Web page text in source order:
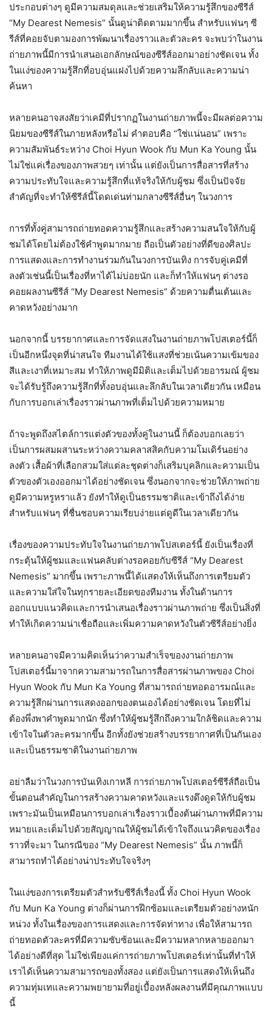
ประกอบต่างๆ ดูมีความสมดุลและช่วยเสริมให้ความรู้สึกของซีรีส์
“My Dearest Nemesis” นั้นดูน่าติดตามมากขึ้น สำหรับแฟนๆ ซี
รีส์ที่คอยจับตามองการพัฒนาเรื่องราวและตัวละคร จะพบว่าในงาน
ถ่ายภาพนี้มีการนำเสนอเอกลักษณ์ของซีรีส์ออกมาอย่างชัดเจน ทั้ง
ในแง่ของความรู้สึกที่อบอุ่นแฝงไปด้วยความลึกลับและความน่า
ค้นหา
หลายคนอาจสงสัยว่าเคมีที่ปรากฏในงานถ่ายภาพนี้จะมีผลต่อความ
นิยมของซีรีส์ในภายหลังหรือไม่ คำตอบคือ “ใช่แน่นอน” เพราะ
ความสัมพันธ์ระหว่าง Choi Hyun Wook กับ Mun Ka Young นั้น
ไม่ใช่แค่เรื่องของภาพสวยๆ เท่านั้น แต่ยังเป็นการสื่อสารที่สร้าง
ความประทับใจและความรู้สึกที่แท้จริงให้กับผู้ชม ซึ่งเป็นปัจจัย
สำคัญที่จะทำให้ซีรีส์นี้โดดเด่นท่ามกลางซีรีส์อื่นๆ ในวงการ
การที่ทั้งคู่สามารถถ่ายทอดความรู้สึกและสร้างความสนใจให้กับผู้
ชมได้โดยไม่ต้องใช้คำพูดมากมาย ถือเป็นตัวอย่างที่ดีของศิลปะ
การแสดงและการทำงานร่วมกันในวงการบันเทิง การจับคู่เคมีที่
ลงตัวเช่นนี้เป็นเรื่องที่หาได้ไม่บ่อยนัก และก็ทำให้แฟนๆ ต่างรอ
คอยผลงานซีรีส์ “My Dearest Nemesis” ด้วยความตื่นเต้นและ
คาดหวังอย่างมาก
นอกจากนี้ บรรยากาศและการจัดแสงในงานถ่ายภาพโปสเตอร์นี้ก็
เป็นอีกหนึ่งจุดที่น่าสนใจ ทีมงานได้ใช้แสงที่ช่วยเน้นความเข้มของ
สีและเงาที่เหมาะสม ทำให้ภาพดูมีมิติและเต็มไปด้วยอารมณ์ ผู้ชม
จะได้รับรู้ถึงความรู้สึกที่ทั้งอบอุ่นและลึกลับในเวลาเดียวกัน เหมือน
กับการบอกเล่าเรื่องราวผ่านภาพที่เต็มไปด้วยความหมาย
ถ้าจะพูดถึงสไตล์การแต่งตัวของทั้งคู่ในงานนี้ ก็ต้องบอกเลยว่า
เป็นการผสมผสานระหว่างความคลาสสิคกับความโมเดิร์นอย่าง
ลงตัว เสื้อผ้าที่เลือกสวมใส่แต่ละชุดต่างก็เสริมบุคลิกและความเป็น
ตัวของตัวเองออกมาได้อย่างชัดเจน ซึ่งนอกจากจะช่วยให้ภาพถ่าย
ดูมีความหรูหราแล้ว ยังทำให้ดูเป็นธรรมชาติและเข้าถึงได้ง่าย
สำหรับแฟนๆ ที่ชื่นชอบความเรียบง่ายแต่ดูดีในเวลาเดียวกัน
เรื่องของความประทับใจในงานถ่ายภาพโปสเตอร์นี้ ยังเป็นเรื่องที่
กระตุ้นให้ผู้ชมและแฟนคลับต่างรอคอยกับซีรีส์ “My Dearest
Nemesis” มากขึ้น เพราะภาพนี้ได้แสดงให้เห็นถึงการเตรียมตัว
และความใส่ใจในทุกรายละเอียดของทีมงาน ทั้งในด้านการ
ออกแบบแนวคิดและการนำเสนอเรื่องราวผ่านภาพถ่าย ซึ่งเป็นสิ่งที่
ทำให้เกิดความน่าเชื่อถือและเพิ่มความคาดหวังในตัวซีรีส์อย่างยิ่ง
หลายคนอาจมีความคิดเห็นว่าความสำเร็จของงานถ่ายภาพ
โปสเตอร์นี้มาจากความสามารถในการสื่อสารผ่านภาพของ Choi
Hyun Wook กับ Mun Ka Young ที่สามารถถ่ายทอดอารมณ์และ
ความรู้สึกผ่านการแสดงออกของตนเองได้อย่างชัดเจน โดยที่ไม่
ต้องพึ่งพาคำพูดมากนัก ซึ่งทำให้ผู้ชมรู้สึกถึงความใกล้ชิดและความ
เข้าใจในตัวละครมากขึ้น อีกทั้งยังช่วยสร้างบรรยากาศที่เป็นกันเอง
และเป็นธรรมชาติในงานถ่ายภาพ
อย่าลืมว่าในวงการบันเทิงเกาหลี การถ่ายภาพโปสเตอร์ซีรีส์ถือเป็น
ขั้นตอนสำคัญในการสร้างความคาดหวังและแรงดึงดูดให้กับผู้ชม
เพราะมันเป็นเหมือนการบอกเล่าเรื่องราวเบื้องต้นผ่านภาพที่มีความ
หมายและเต็มไปด้วยสัญญาณให้ผู้ชมได้เข้าใจถึงแนวคิดของเรื่อง
ราวที่จะมา ในกรณีของ “My Dearest Nemesis” นั้น ภาพนี้ก็
สามารถทำได้อย่างน่าประทับใจจริงๆ
ในแง่ของการเตรียมตัวสำหรับซีรีส์เรื่องนี้ ทั้ง Choi Hyun Wook
กับ Mun Ka Young ต่างก็ผ่านการฝึกซ้อมและเตรียมตัวอย่างหนัก
หน่วง ทั้งในเรื่องของการแสดงและการจัดท่าทาง เพื่อให้สามารถ
ถ่ายทอดตัวละครที่มีความซับซ้อนและมีความหลากหลายออกมา
ได้อย่างดีที่สุด ไม่ใช่เพียงแค่การถ่ายภาพโปสเตอร์เท่านั้นที่ทำให้
เราได้เห็นความสามารถของทั้งสอง แต่ยังเป็นการแสดงให้เห็นถึง
ความทุ่มเทและความพยายามที่อยู่เบื้องหลังผลงานที่มีคุณภาพแบบ
นี้